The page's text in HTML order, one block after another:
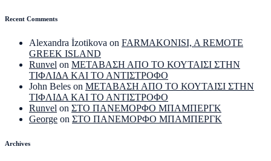
Recent Comments
Alexandra İzotikova on FARMAKONISI, A REMOTE
GREEK ISLAND
Runvel on ΜΕΤΑΒΑΣΗ ΑΠΟ ΤΟ ΚΟΥΤΑΙΣΙ ΣΤΗΝ
ΤΙΦΛΙΔΑ ΚΑΙ ΤΟ ΑΝΤΙΣΤΡΟΦΟ
John Beles on ΜΕΤΑΒΑΣΗ ΑΠΟ ΤΟ ΚΟΥΤΑΙΣΙ ΣΤΗΝ
ΤΙΦΛΙΔΑ ΚΑΙ ΤΟ ΑΝΤΙΣΤΡΟΦΟ
Runvel on ΣΤΟ ΠΑΝΕΜΟΡΦΟ ΜΠΑΜΠΕΡΓΚ
George on ΣΤΟ ΠΑΝΕΜΟΡΦΟ ΜΠΑΜΠΕΡΓΚ
Archives